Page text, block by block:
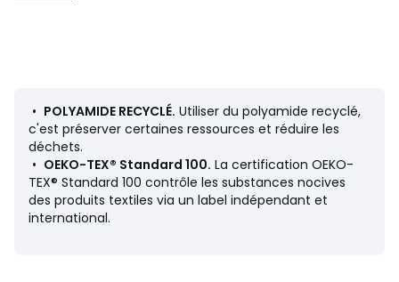
Couleurs Noir/Vert
Tailles 38 FR - 36 EU, 40 FR - 38 EU, 42 FR - 40 EU, 44 FR -
42 EU, 46 FR - 44 EU
• POLYAMIDE RECYCLÉ. Utiliser du polyamide recyclé,
c'est préserver certaines ressources et réduire les
déchets.
• OEKO-TEX® Standard 100. La certification OEKO-
TEX® Standard 100 contrôle les substances nocives
des produits textiles via un label indépendant et
international.